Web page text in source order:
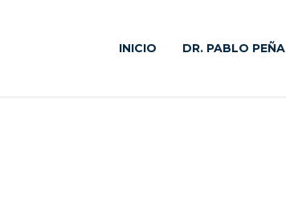
INICIO DR. PABLO PEÑA